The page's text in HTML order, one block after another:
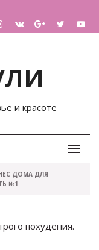
и красоте
ДОМА ДЛЯ
№1
похудения.